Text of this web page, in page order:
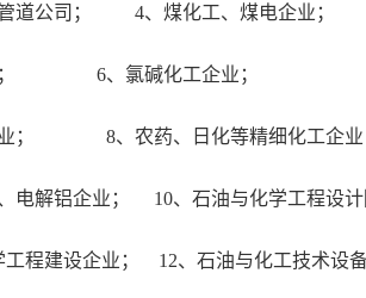
道公司； 4、煤化工、煤电企业；
； 6、氯碱化工企业；
业； 8、农药、日化等精细化工企业
电解铝企业； 10、石油与化学工程设
工程建设企业； 12、石油与化工技术设